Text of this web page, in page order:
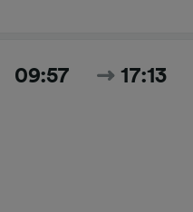
09:57 17:13